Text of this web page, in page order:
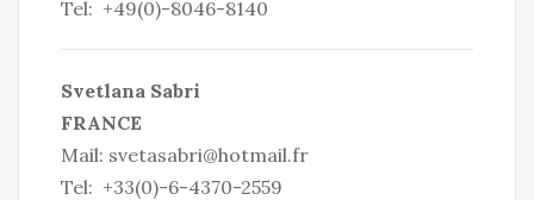
Tel: +49(0)-8046-8140
Svetlana Sabri
FRANCE
Mail: svetasabri@hotmail.fr
Tel: +33(0)-6-4370-2559